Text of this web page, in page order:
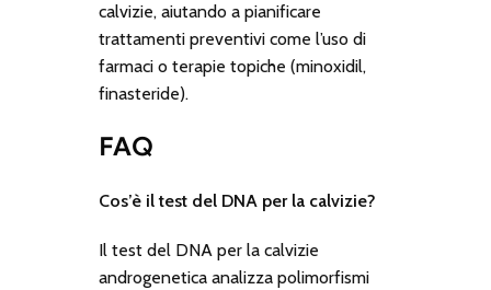
calvizie, aiutando a pianificare
trattamenti preventivi come l’uso di
farmaci o terapie topiche (minoxidil,
finasteride).
FAQ
Cos’è il test del DNA per la calvizie?
Il test del DNA per la calvizie
androgenetica analizza polimorfismi